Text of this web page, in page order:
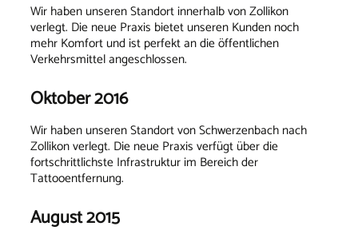
Wir haben unseren Standort innerhalb von Zollikon
verlegt. Die neue Praxis bietet unseren Kunden noch
mehr Komfort und ist perfekt an die öffentlichen
Verkehrsmittel angeschlossen.
Oktober 2016
Wir haben unseren Standort von Schwerzenbach nach
Zollikon verlegt. Die neue Praxis verfügt über die
fortschrittlichste Infrastruktur im Bereich der
Tattooentfernung.
August 2015